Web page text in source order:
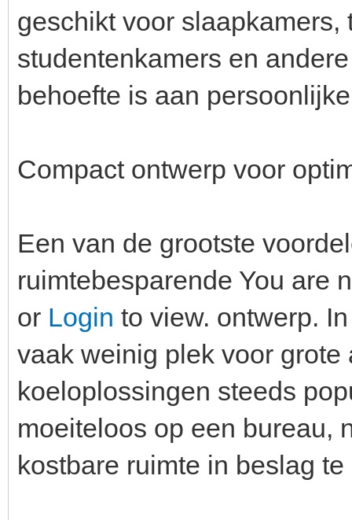
geschikt voor
studentenkamers en
behoefte is aan
Compact ontwerp voor
Een van de grootste
ruimtebesparende You are
or Login to view. ontwerp.
vaak weinig plek voor
koeloplossingen steeds
moeiteloos op een bureau,
kostbare ruimte in beslag te